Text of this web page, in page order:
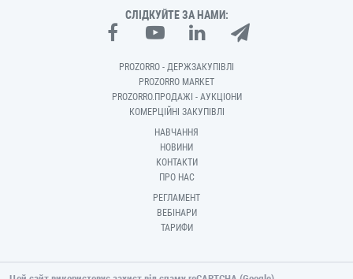
СЛІДКУЙТЕ ЗА НАМИ:
PROZORRO - ДЕРЖЗАКУПІВЛІ
PROZORRO MARKET
PROZORRO.ПРОДАЖІ - АУКЦІОНИ
КОМЕРЦІЙНІ ЗАКУПІВЛІ
НАВЧАННЯ
НОВИНИ
КОНТАКТИ
ПРО НАС
РЕГЛАМЕНТ
ВЕБІНАРИ
ТАРИФИ